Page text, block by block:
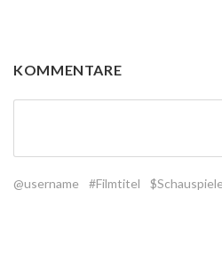
KOMMENTARE
@username #Filmtitel